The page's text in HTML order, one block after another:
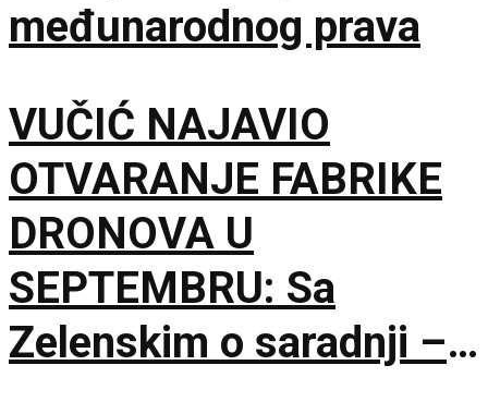
međunarodnog prava
VUČIĆ NAJAVIO
OTVARANJE FABRIKE
DRONOVA U
SEPTEMBRU: Sa
Zelenskim o saradnji –